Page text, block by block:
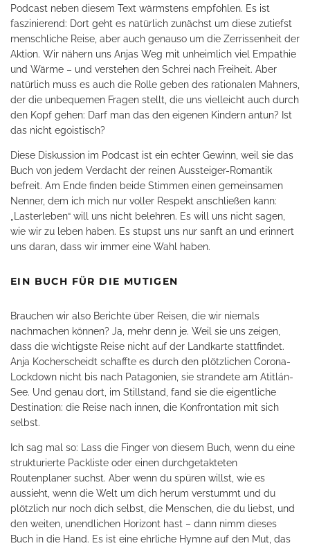
Podcast neben diesem Text wärmstens empfohlen. Es ist
faszinierend: Dort geht es natürlich zunächst um diese zutiefst
menschliche Reise, aber auch genauso um die Zerrissenheit der
Aktion. Wir nähern uns Anjas Weg mit unheimlich viel Empathie
und Wärme – und verstehen den Schrei nach Freiheit. Aber
natürlich muss es auch die Rolle geben des rationalen Mahners,
der die unbequemen Fragen stellt, die uns vielleicht auch durch
den Kopf gehen: Darf man das den eigenen Kindern antun? Ist
das nicht egoistisch?
Diese Diskussion im Podcast ist ein echter Gewinn, weil sie das
Buch von jedem Verdacht der reinen Aussteiger-Romantik
befreit. Am Ende finden beide Stimmen einen gemeinsamen
Nenner, dem ich mich nur voller Respekt anschließen kann:
„Lasterleben“ will uns nicht belehren. Es will uns nicht sagen,
wie wir zu leben haben. Es stupst uns nur sanft an und erinnert
uns daran, dass wir immer eine Wahl haben.
EIN BUCH FÜR DIE MUTIGEN
Brauchen wir also Berichte über Reisen, die wir niemals
nachmachen können? Ja, mehr denn je. Weil sie uns zeigen,
dass die wichtigste Reise nicht auf der Landkarte stattfindet.
Anja Kocherscheidt schaffte es durch den plötzlichen Corona-
Lockdown nicht bis nach Patagonien, sie strandete am Atitlán-
See. Und genau dort, im Stillstand, fand sie die eigentliche
Destination: die Reise nach innen, die Konfrontation mit sich
selbst.
Ich sag mal so: Lass die Finger von diesem Buch, wenn du eine
strukturierte Packliste oder einen durchgetakteten
Routenplaner suchst. Aber wenn du spüren willst, wie es
aussieht, wenn die Welt um dich herum verstummt und du
plötzlich nur noch dich selbst, die Menschen, die du liebst, und
den weiten, unendlichen Horizont hast – dann nimm dieses
Buch in die Hand. Es ist eine ehrliche Hymne auf den Mut, das